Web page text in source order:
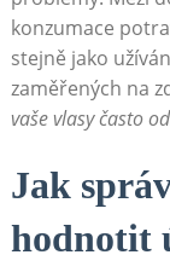
konzumace
stejně jako
zaměřených na
vaše vlasy často
Jak
hodnotit